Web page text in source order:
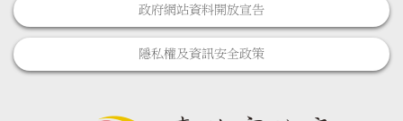
政府網站資料開放宣告
隱私權及資訊安全政策